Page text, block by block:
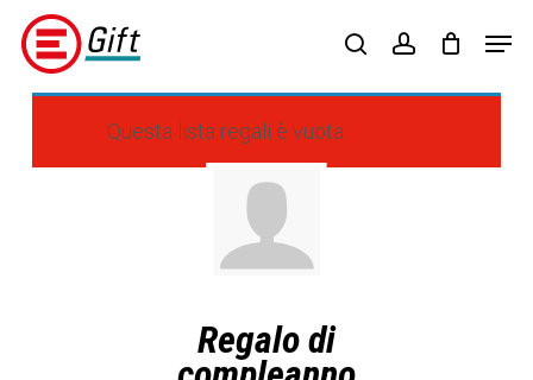
Skip
main
content
searchaccount
Questa lista regali è vuota.
Regalo di